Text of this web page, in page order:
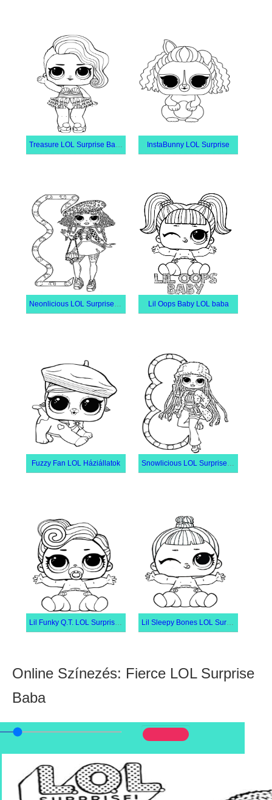
Treasure LOL Surprise Baba InstaBunny LOL Surprise
Neonlicious LOL Surprise OMG Lil Oops Baby LOL baba
Fuzzy Fan LOL Háziállatok Snowlicious LOL Surprise OMG
Lil Funky Q.T. LOL Surprise Baba Lil Sleepy Bones LOL Surprise Baba
Online Színezés: Fierce LOL Surprise
Baba